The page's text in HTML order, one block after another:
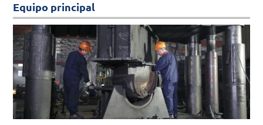
Equipo principal